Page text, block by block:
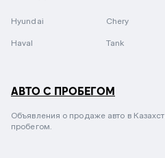
Hyundai Chery
Haval Tank
АВТО С ПРОБЕГОМ
Объявления о продаже авто в
пробегом.